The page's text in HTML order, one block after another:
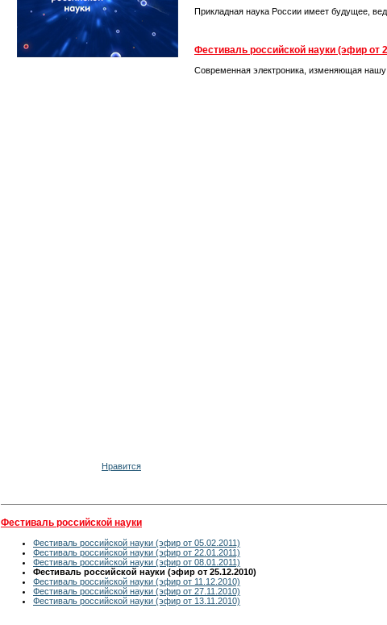
Прикладная наука России имеет будущее,
Фестиваль российской науки (эфир от
Современная электроника, изменяющая нашу
Нравится
Фестиваль российской науки
Фестиваль российской науки (эфир от 05.02.2011)
Фестиваль российской науки (эфир от 22.01.2011)
Фестиваль российской науки (эфир от 08.01.2011)
Фестиваль российской науки (эфир от 25.12.2010)
Фестиваль российской науки (эфир от 11.12.2010)
Фестиваль российской науки (эфир от 27.11.2010)
Фестиваль российской науки (эфир от 13.11.2010)